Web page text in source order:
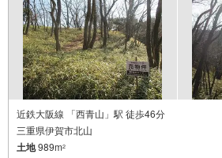
近鉄大阪線 「西青山」駅 徒歩46分
三重県伊賀市北山
土地989m2